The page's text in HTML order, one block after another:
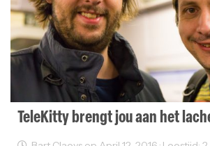
TeleKitty brengt jou aan het